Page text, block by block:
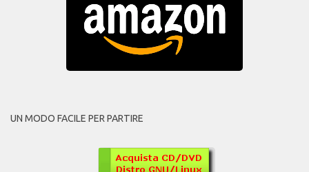
UN MODO FACILE PER PARTIRE